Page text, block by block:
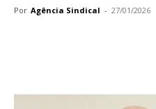
Por Agência Sindical - 27/01/2026